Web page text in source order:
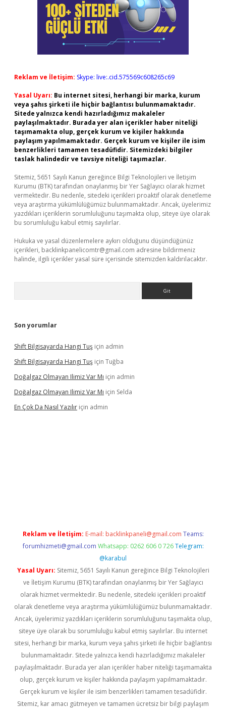
Reklam ve İletişim: Skype: live:.cid.575569c608265c69
Yasal Uyarı: Bu internet sitesi, herhangi bir marka, kurum
veya şahıs şirketi ile hiçbir bağlantısı bulunmamaktadır.
Sitede yalnızca kendi hazırladığımız makaleler
paylaşılmaktadır. Burada yer alan içerikler haber niteliği
taşımamakta olup, gerçek kurum ve kişiler hakkında
paylaşım yapılmamaktadır. Gerçek kurum ve kişiler ile isim
benzerlikleri tamamen tesadüfidir. Sitemizdeki bilgiler
taslak halindedir ve tavsiye niteliği taşımazlar.
Sitemiz, 5651 Sayılı Kanun gereğince Bilgi Teknolojileri ve İletişim
Kurumu (BTK) tarafından onaylanmış bir Yer Sağlayıcı olarak hizmet
vermektedir. Bu nedenle, sitedeki içerikleri proaktif olarak denetleme
veya araştırma yükümlülüğümüz bulunmamaktadır. Ancak, üyelerimiz
yazdıkları içeriklerin sorumluluğunu taşımakta olup, siteye üye olarak
bu sorumluluğu kabul etmiş sayılırlar.
Hukuka ve yasal düzenlemelere aykırı olduğunu düşündüğünüz
içerikleri, backlinkpanelicomtr@gmail.com adresine bildirmeniz
halinde, ilgili içerikler yasal süre içerisinde sitemizden kaldırılacaktır.
Son yorumlar
Shift Bilgisayarda Hangi Tuş için admin
Shift Bilgisayarda Hangi Tuş için Tuğba
Doğalgaz Olmayan Ilimiz Var Mı için admin
Doğalgaz Olmayan Ilimiz Var Mı için Selda
En Çok Da Nasıl Yazılır için admin
Reklam ve İletişim: E-mail: backlinkpaneli@gmail.com Teams:
forumhizmeti@gmail.com Whatsapp: 0262 606 0 726 Telegram:
@karabul
Yasal Uyarı: Sitemiz, 5651 Sayılı Kanun gereğince Bilgi Teknolojileri
ve İletişim Kurumu (BTK) tarafından onaylanmış bir Yer Sağlayıcı
olarak hizmet vermektedir. Bu nedenle, sitedeki içerikleri proaktif
olarak denetleme veya araştırma yükümlülüğümüz bulunmamaktadır.
Ancak, üyelerimiz yazdıkları içeriklerin sorumluluğunu taşımakta olup,
siteye üye olarak bu sorumluluğu kabul etmiş sayılırlar. Bu internet
sitesi, herhangi bir marka, kurum veya şahıs şirketi ile hiçbir bağlantısı
bulunmamaktadır. Sitede yalnızca kendi hazırladığımız makaleler
paylaşılmaktadır. Burada yer alan içerikler haber niteliği taşımamakta
olup, gerçek kurum ve kişiler hakkında paylaşım yapılmamaktadır.
Gerçek kurum ve kişiler ile isim benzerlikleri tamamen tesadüfidir.
Sitemiz, kar amacı gütmeyen ve tamamen ücretsiz bir bilgi paylaşım